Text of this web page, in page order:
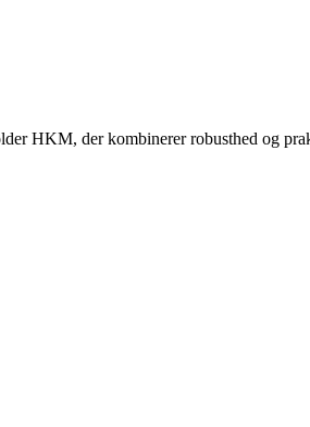
HKM, der kombinerer robusthed og